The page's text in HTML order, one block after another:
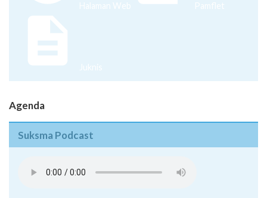
Halaman Web Pamflet
Juknis
Agenda
Suksma Podcast